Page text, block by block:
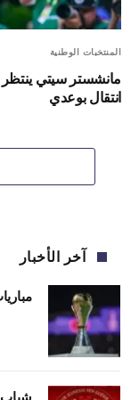
المنتخبات الوطنية
مانشستر سيتي
انتقال بوعدي
آخر الأخبار